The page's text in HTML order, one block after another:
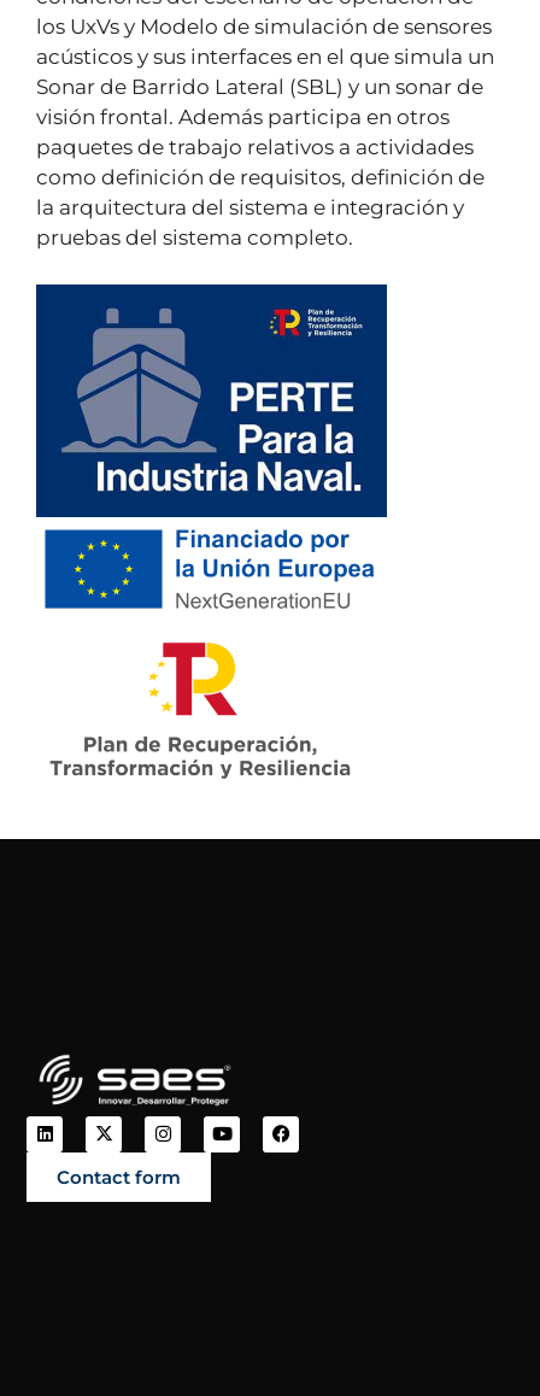
los UxVs y Modelo de simulación de sensores
acústicos y sus interfaces en el que simula un
Sonar de Barrido Lateral (SBL) y un sonar de
visión frontal. Además participa en otros
paquetes de trabajo relativos a actividades
como definición de requisitos, definición de
la arquitectura del sistema e integración y
pruebas del sistema completo.
Contact form